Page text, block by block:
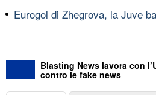
Eurogol di Zhegrova, la Juve
Blasting News lavora con
contro le fake news